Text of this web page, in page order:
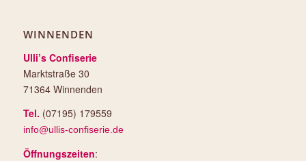
WINNENDEN
Ulli’s Confiserie
Marktstraße 30
71364 Winnenden
Tel. (07195) 179559
info@ullis-confiserie.de
Öffnungszeiten: